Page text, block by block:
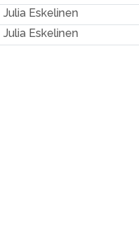
Julia Eskelinen
Julia Eskelinen